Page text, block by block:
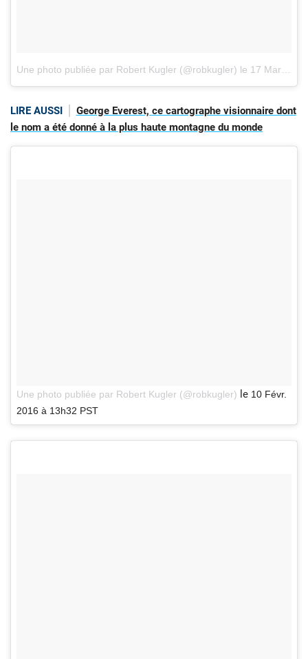
Une photo publiée par Robert Kugler (@robkugler) le 17 Mars 2016 à 14h53 PDT
LIRE AUSSI
George Everest, ce cartographe visionnaire dont
le nom a été donné à la plus haute montagne du monde
Une photo publiée par Robert Kugler (@robkugler) le 10 Févr.
2016 à 13h32 PST